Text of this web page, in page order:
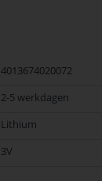
4013674020072
2-5 werkdagen
Lithium
3V